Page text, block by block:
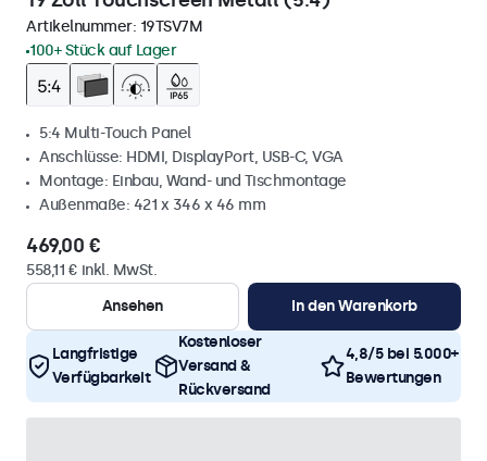
Artikelnummer: 19TSV7M
100+ Stück auf Lager
5:4 Multi-Touch Panel
Anschlüsse: HDMI, DisplayPort, USB-C, VGA
Montage: Einbau, Wand- und Tischmontage
Außenmaße: 421 x 346 x 46 mm
469,00 €
558,11 € inkl. MwSt.
Ansehen
In den Warenkorb
Langfristige
Verfügbarkeit
Kostenloser
Versand &
Rückversand
4,8/5 bei 5.000+
Bewertungen